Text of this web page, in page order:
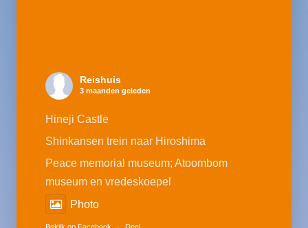
Reishuis
3 maanden geleden
Hineji Castle
Shinkansen trein naar Hiroshima
Peace memorial museum; Atoombom
museum en vredeskoepel
Photo
Bekijk op Facebook · Deel